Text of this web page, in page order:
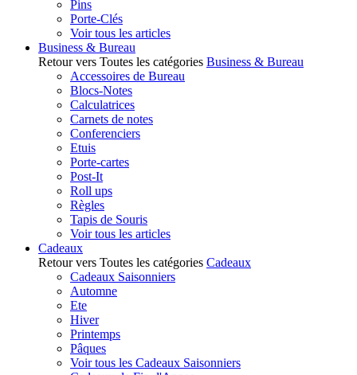
Pins
Porte-Clés
Voir tous les articles
Business & Bureau
Retour vers Toutes les catégories Business & Bureau
Accessoires de Bureau
Blocs-Notes
Calculatrices
Carnets de notes
Conferenciers
Etuis
Porte-cartes
Post-It
Roll ups
Règles
Tapis de Souris
Voir tous les articles
Cadeaux
Retour vers Toutes les catégories Cadeaux
Cadeaux Saisonniers
Automne
Ete
Hiver
Printemps
Pâques
Voir tous les Cadeaux Saisonniers